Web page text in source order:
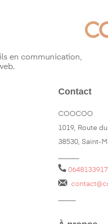
en communication,
Contact
COOCOO
1019, Route
38530, Saint-
0648133917